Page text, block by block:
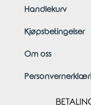
Handlekurv
Kjøpsbetingelser
Om oss